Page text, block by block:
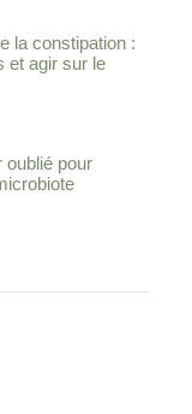
la constipation :
et agir sur le
oublié pour